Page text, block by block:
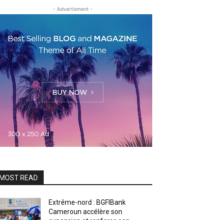
- Advertisment -
READ
Extrême-nord : BGFIBank
Cameroun accélère son